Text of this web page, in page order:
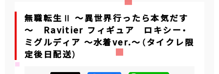
無職転生Ⅱ ～異世界行ったら本気だす
～ Ravitier フィギュア ロキシー・
ミグルディア ～水着ver.～（タイクレ限
定後日配送）